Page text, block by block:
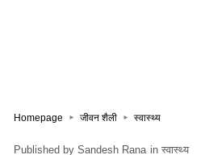
Homepage जीवन शैली स्वास्थ्य
Sandesh Rana in स्वास्थ्य